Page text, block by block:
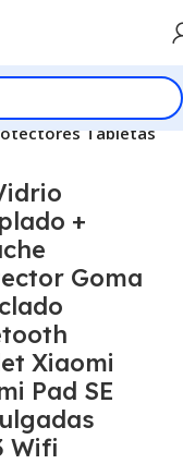
Tabletas
+
Goma
Xiaomi
Pad SE
Wifi